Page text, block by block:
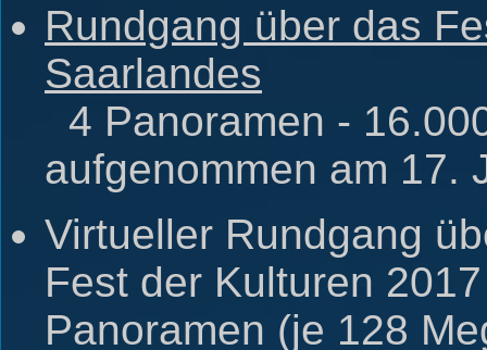
Rundgang über das
Saarlandes
4 Panoramen -
aufgenommen am 17.
Virtueller Rundgang
Fest der Kulturen
Panoramen (je 128